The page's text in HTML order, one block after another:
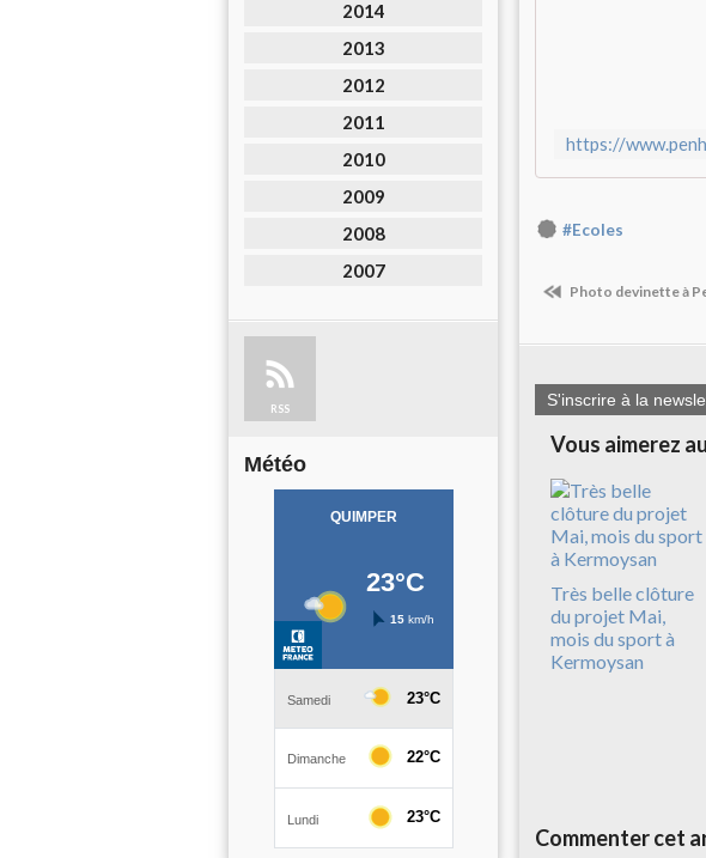
2014
2013
2012
2011
2010
2009
2008
2007
RSS
Météo
#Ecoles
Photo devinette à
S'inscrire à la
Vous aimerez
Très belle clôture
du projet Mai,
mois du sport à
Kermoysan
Commenter cet